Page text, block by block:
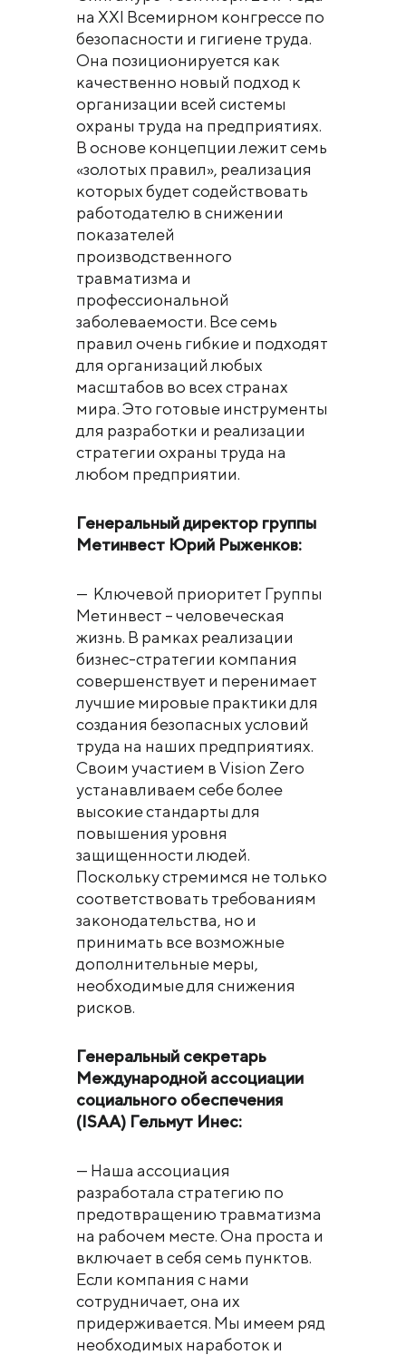
на XXI Всемирном конгрессе по
безопасности и гигиене труда.
Она позиционируется как
качественно новый подход к
организации всей системы
охраны труда на предприятиях.
В основе концепции лежит семь
«золотых правил», реализация
которых будет содействовать
работодателю в снижении
показателей
производственного
травматизма и
профессиональной
заболеваемости. Все семь
правил очень гибкие и подходят
для организаций любых
масштабов во всех странах
мира. Это готовые инструменты
для разработки и реализации
стратегии охраны труда на
любом предприятии.
Генеральный директор группы
Метинвест Юрий Рыженков:
— Ключевой приоритет Группы
Метинвест – человеческая
жизнь. В рамках реализации
бизнес-стратегии компания
совершенствует и перенимает
лучшие мировые практики для
создания безопасных условий
труда на наших предприятиях.
Своим участием в Vision Zero
устанавливаем себе более
высокие стандарты для
повышения уровня
защищенности людей.
Поскольку стремимся не только
соответствовать требованиям
законодательства, но и
принимать все возможные
дополнительные меры,
необходимые для снижения
рисков.
Генеральный секретарь
Международной ассоциации
социального обеспечения
(ISAA) Гельмут Инес:
— Наша ассоциация
разработала стратегию по
предотвращению травматизма
на рабочем месте. Она проста и
включает в себя семь пунктов.
Если компания с нами
сотрудничает, она их
придерживается. Мы имеем ряд
необходимых наработок и